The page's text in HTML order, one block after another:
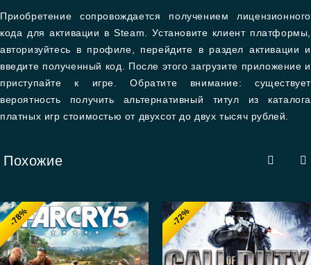
Приобретение сопровождается получением лицензионного
кода для активации в Steam. Установите клиент платформы,
авторизуйтесь в профиле, перейдите в раздел активации и
введите полученный код. После этого загрузите приложение и
приступайте к игре. Обратите внимание: существует
вероятность получить альтернативный титул из каталога
платных игр стоимостью от двухсот до двух тысяч рублей.
Похожие
-78% -72%